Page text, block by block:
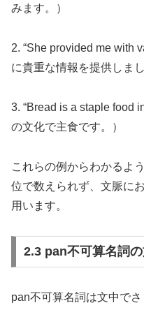
みます。）
2. “She provided me with
に貴重な情報を提供しまし
3. “Bread is a staple food
の文化で主食です。）
これらの例からわかるよ
位で数えられず、文脈に
用います。
2.3 pan不可算名詞
pan不可算名詞は文中で